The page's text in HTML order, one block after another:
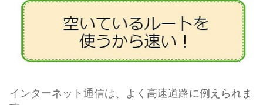
インターネット通信は、よく高速道路に例えられま